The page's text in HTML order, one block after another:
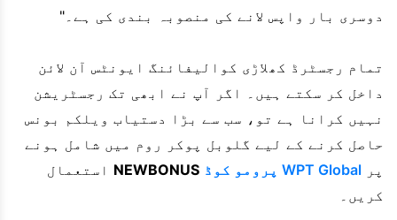
دوسری بار واپس لانے کی منصوبہ بندی کی ہے۔"
تمام رجسٹرڈ کھلاڑی کوالیفائنگ ایونٹس آن لائن
داخل کر سکتے ہیں۔ اگر آپ نے ابھی تک رجسٹریشن
نہیں کرانا ہے تو، سب سے بڑا دستیاب ویلکم بونس
حاصل کرنے کے لیے گلوبل پوکر روم میں شامل ہونے
پر WPT Global پرومو کوڈ NEWBONUS استعمال
کریں۔